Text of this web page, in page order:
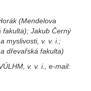
(Mendelova
fakulta); Jakub Černý
myslivosti, v. v. i.;
dřevařská fakulta)
v. v. i., e-mail: